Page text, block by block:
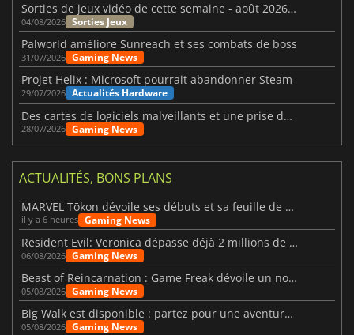
Sorties de jeux vidéo de cette semaine - août 2026 (semaine 32)
04/08/2026 Sorties Jeux
Palworld améliore Sunreach et ses combats de boss
31/07/2026 Gaming News
Projet Helix : Microsoft pourrait abandonner Steam
29/07/2026 Actualités Hardware
Des cartes de logiciels malveillants et une prise de contrôle de Discord ont touché Meccha Chameleon
28/07/2026 Gaming News
ACTUALITÉS, BONS PLANS
MARVEL Tōkon dévoile ses débuts et sa feuille de route
il y a 6 heures Gaming News
Resident Evil: Veronica dépasse déjà 2 millions de wishlists
06/08/2026 Gaming News
Beast of Reincarnation : Game Freak dévoile un nouveau pari
05/08/2026 Gaming News
Big Walk est disponible : partez pour une aventure entre amis
05/08/2026 Gaming News